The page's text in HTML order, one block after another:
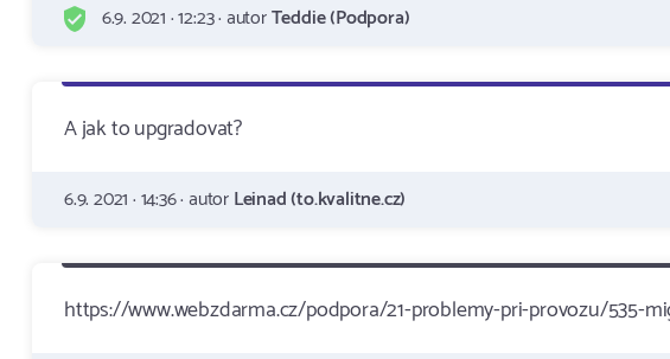
6.9. 2021 · 12:23 · autorTeddie (Podpora)
A jak to upgradovat?
6.9. 2021 · 14:36 · autorLeinad (to.kvalitne.cz)
https://www.webzdarma.cz/podpora/21-problemy-pri-provozu/535-